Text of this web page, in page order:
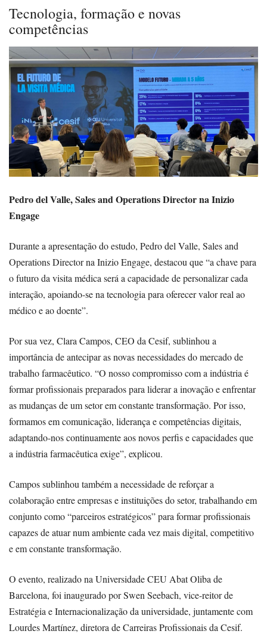
Tecnologia, formação e novas
competências
Pedro del Valle, Sales and Operations Director na Inizio
Engage
Durante a apresentação do estudo, Pedro del Valle, Sales and
Operations Director na Inizio Engage, destacou que “a chave para
o futuro da visita médica será a capacidade de personalizar cada
interação, apoiando-se na tecnologia para oferecer valor real ao
médico e ao doente”.
Por sua vez, Clara Campos, CEO da Cesif, sublinhou a
importância de antecipar as novas necessidades do mercado de
trabalho farmacêutico. “O nosso compromisso com a indústria é
formar profissionais preparados para liderar a inovação e enfrentar
as mudanças de um setor em constante transformação. Por isso,
formamos em comunicação, liderança e competências digitais,
adaptando-nos continuamente aos novos perfis e capacidades que
a indústria farmacêutica exige”, explicou.
Campos sublinhou também a necessidade de reforçar a
colaboração entre empresas e instituições do setor, trabalhando em
conjunto como “parceiros estratégicos” para formar profissionais
capazes de atuar num ambiente cada vez mais digital, competitivo
e em constante transformação.
O evento, realizado na Universidade CEU Abat Oliba de
Barcelona, foi inaugurado por Swen Seebach, vice-reitor de
Estratégia e Internacionalização da universidade, juntamente com
Lourdes Martínez, diretora de Carreiras Profissionais da Cesif.